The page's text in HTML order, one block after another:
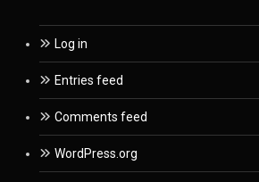
Log in
Entries feed
Comments feed
WordPress.org